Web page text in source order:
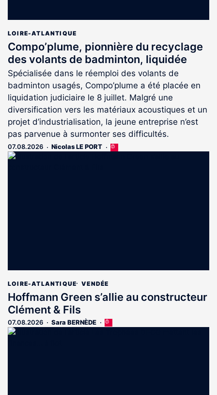
LOIRE-ATLANTIQUE
Compo’plume, pionnière du recyclage
des volants de badminton, liquidée
Spécialisée dans le réemploi des volants de
badminton usagés, Compo’plume a été placée en
liquidation judiciaire le 8 juillet. Malgré une
diversification vers les matériaux acoustiques et un
projet d’industrialisation, la jeune entreprise n’est
pas parvenue à surmonter ses difficultés.
07.08.2026 Nicolas LE PORT
Cet
LOIRE-ATLANTIQUE VENDÉE
Hoffmann Green s’allie au constructeur
Clément & Fils
07.08.2026 Sara BERNÈDE
Cet